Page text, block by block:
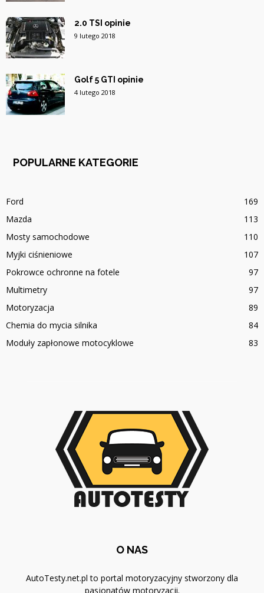
2.0 TSI opinie
9 lutego 2018
Golf 5 GTI opinie
4 lutego 2018
POPULARNE KATEGORIE
Ford
169
Mazda
113
Mosty samochodowe
110
Myjki ciśnieniowe
107
Pokrowce ochronne na fotele
97
Multimetry
97
Motoryzacja
89
Chemia do mycia silnika
84
Moduły zapłonowe motocyklowe
83
O NAS
AutoTesty.net.pl to portal motoryzacyjny stworzony dla
pasjonatów motoryzacji.